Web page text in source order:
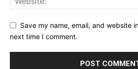
Save my name, email, and website
next time I comment.